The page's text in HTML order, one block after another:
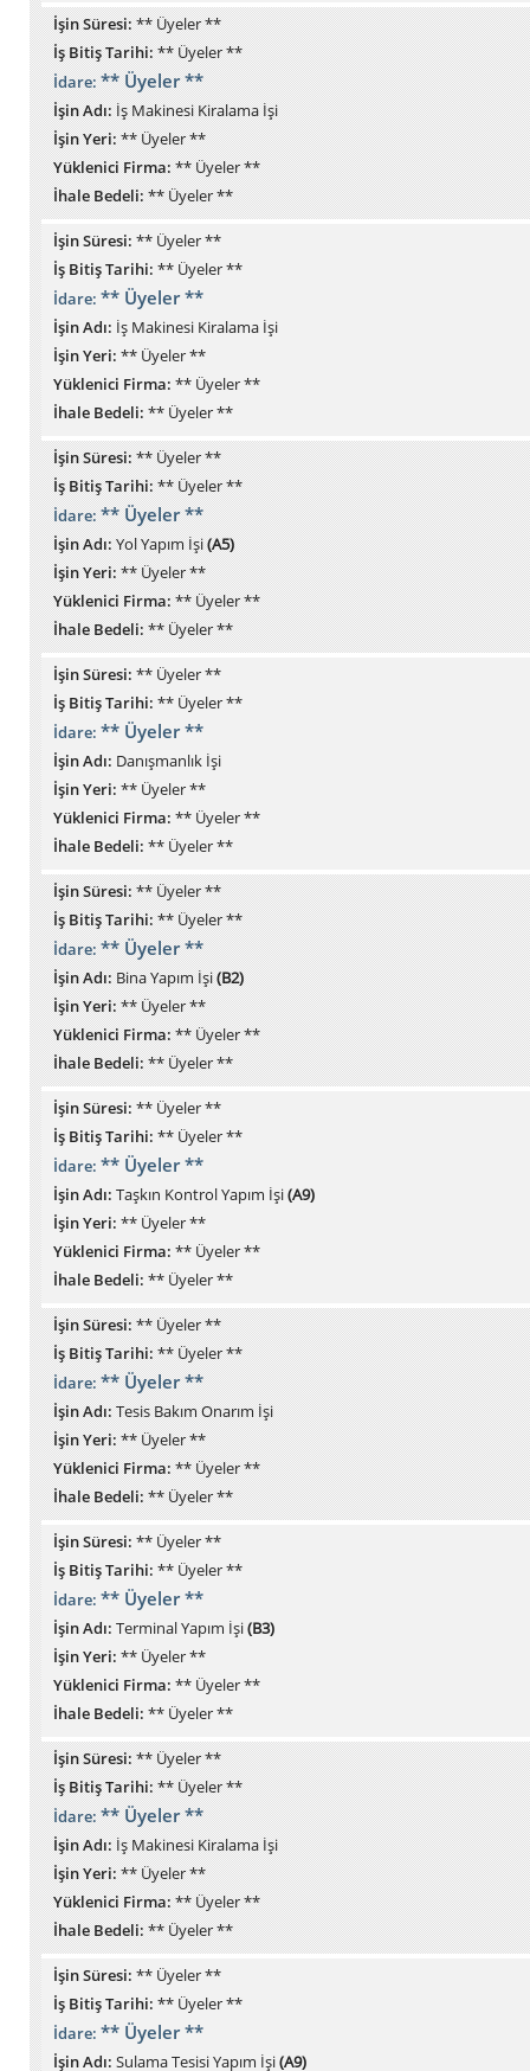
İşin Süresi:** Üyeler **
İş Bitiş Tarihi:** Üyeler **
İdare:** Üyeler **
İşin Adı:İş Makinesi Kiralama İşi
İşin Yeri:** Üyeler **
Yüklenici Firma:** Üyeler **
İhale Bedeli:** Üyeler **
İşin Süresi: ** Üyeler **
İş Bitiş Tarihi: ** Üyeler **
İdare: ** Üyeler **
İşin Adı: İş Makinesi Kiralama İşi
İşin Yeri: ** Üyeler **
Yüklenici Firma: ** Üyeler **
İhale Bedeli: ** Üyeler **
İşin Süresi:** Üyeler **
İş Bitiş Tarihi:** Üyeler **
İdare:** Üyeler **
İşin Adı:Yol Yapım İşi(A5)
İşin Yeri:** Üyeler **
Yüklenici Firma:** Üyeler **
İhale Bedeli:** Üyeler **
İşin Süresi: ** Üyeler **
İş Bitiş Tarihi: ** Üyeler **
İdare: ** Üyeler **
İşin Adı: Danışmanlık İşi
İşin Yeri: ** Üyeler **
Yüklenici Firma: ** Üyeler **
İhale Bedeli: ** Üyeler **
İşin Süresi:** Üyeler **
İş Bitiş Tarihi:** Üyeler **
İdare:** Üyeler **
İşin Adı:Bina Yapım İşi(B2)
İşin Yeri:** Üyeler **
Yüklenici Firma:** Üyeler **
İhale Bedeli:** Üyeler **
İşin Süresi: ** Üyeler **
İş Bitiş Tarihi: ** Üyeler **
İdare: ** Üyeler **
İşin Adı: Taşkın Kontrol Yapım İşi(A9)
İşin Yeri: ** Üyeler **
Yüklenici Firma: ** Üyeler **
İhale Bedeli: ** Üyeler **
İşin Süresi:** Üyeler **
İş Bitiş Tarihi:** Üyeler **
İdare:** Üyeler **
İşin Adı:Tesis Bakım Onarım İşi
İşin Yeri:** Üyeler **
Yüklenici Firma:** Üyeler **
İhale Bedeli:** Üyeler **
İşin Süresi: ** Üyeler **
İş Bitiş Tarihi: ** Üyeler **
İdare: ** Üyeler **
İşin Adı: Terminal Yapım İşi(B3)
İşin Yeri: ** Üyeler **
Yüklenici Firma: ** Üyeler **
İhale Bedeli: ** Üyeler **
İşin Süresi:** Üyeler **
İş Bitiş Tarihi:** Üyeler **
İdare:** Üyeler **
İşin Adı:İş Makinesi Kiralama İşi
İşin Yeri:** Üyeler **
Yüklenici Firma:** Üyeler **
İhale Bedeli:** Üyeler **
İşin Süresi: ** Üyeler **
İş Bitiş Tarihi: ** Üyeler **
İdare: ** Üyeler **
İşin Adı: Sulama Tesisi Yapım İşi(A9)